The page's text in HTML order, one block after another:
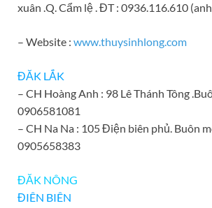
xuân .Q. Cẩm lệ . ĐT : 0936.116.610
– Website : www.thuysinhlong.com
ĐĂK LẮK
– CH Hoàng Anh : 98 Lê Thánh Tông
0906581081
– CH Na Na : 105 Điện biên phủ. Buôn
0905658383
ĐĂK NÔNG
ĐIÊN BIÊN